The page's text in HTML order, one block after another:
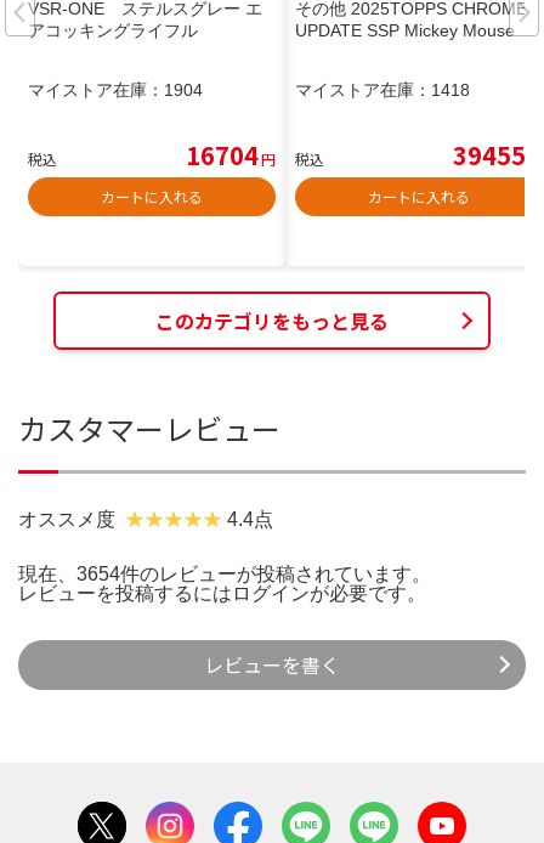
VSR-ONE ステルスグレー エ
アコッキングライフル
マイストア在庫： 1904
税込 16704円
カートに入れる
その他 2025TOPPS CHROME
UPDATE SSP Mickey Mouse
マイストア在庫： 1418
税込 39455
カートに入れる
このカテゴリをもっと見る
カスタマーレビュー
オススメ度 4.4点
現在、3654件のレビューが投稿されています。
レビューを投稿するには ログインが必要です。
レビューを書く